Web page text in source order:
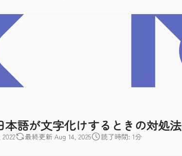
本語が文字化けするときの対処法
最終更新 Aug 14, 2025 読了時間: 1分